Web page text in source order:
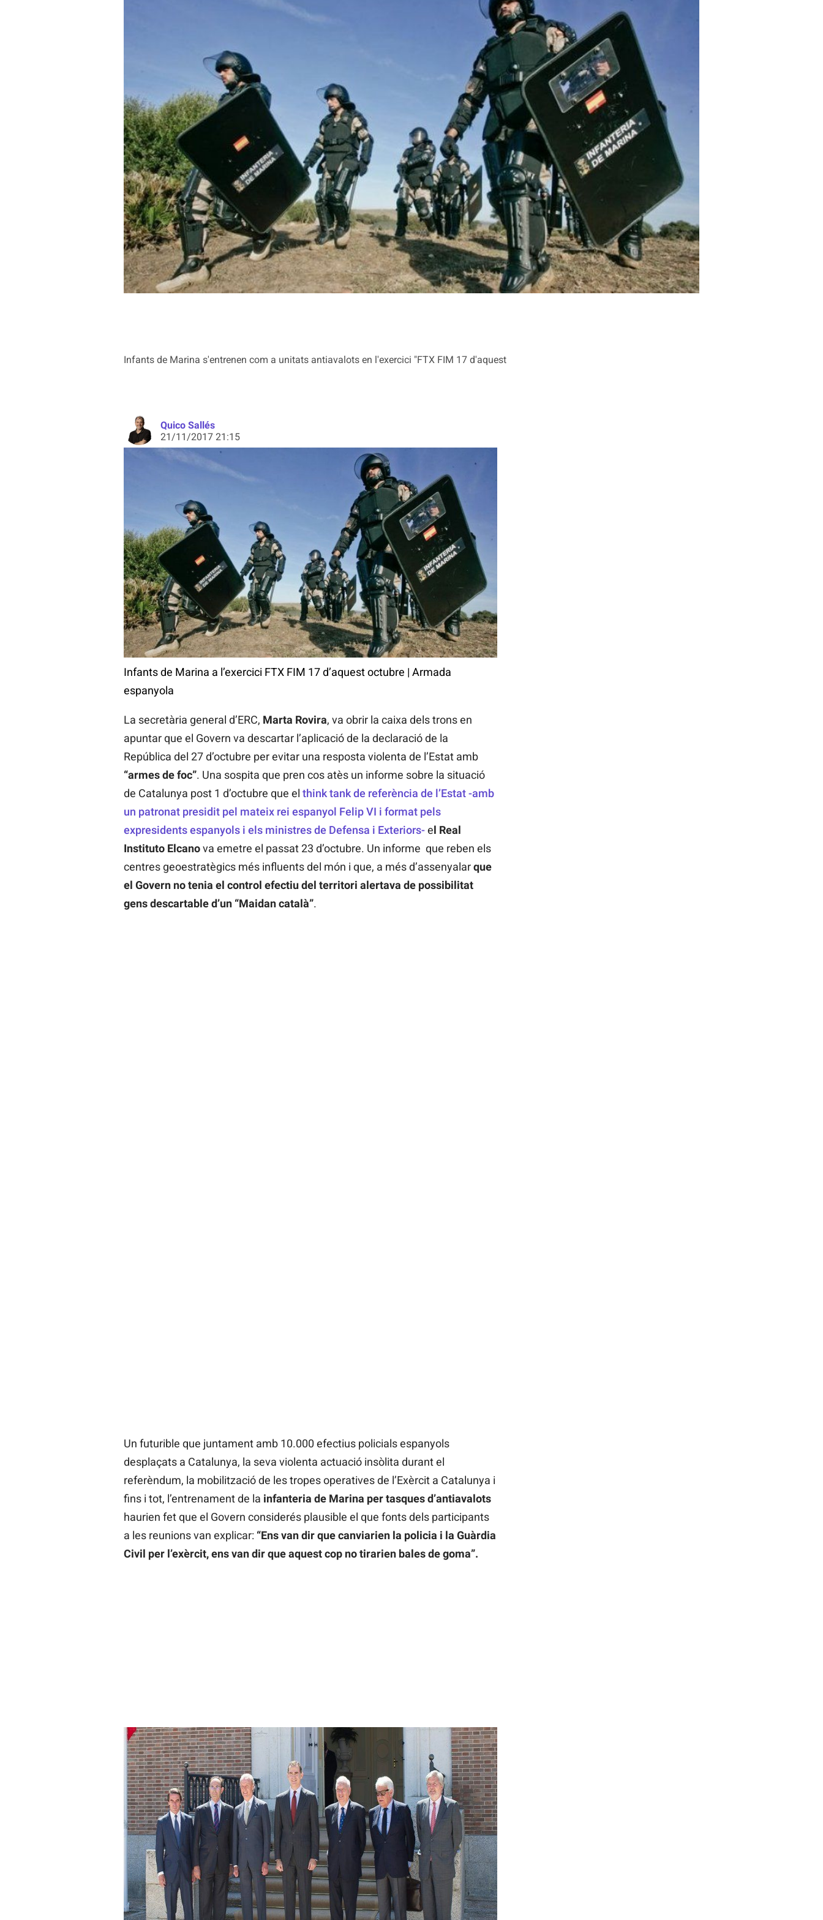
Infants de Marina s'entrenen com a unitats antiavalots en l'exercici "FTX FIM 17 d'aquest
Quico Sallés
21/11/2017 21:15
Infants de Marina a l’exercici FTX FIM 17 d’aquest octubre | Armada
espanyola
La secretària general d’ERC, Marta Rovira, va obrir la caixa dels trons en
apuntar que el Govern va descartar l’aplicació de la declaració de la
República del 27 d’octubre per evitar una resposta violenta de l’Estat amb
“armes de foc”. Una sospita que pren cos atès un informe sobre la situació
de Catalunya post 1 d’octubre que el think tank de referència de l’Estat -amb
un patronat presidit pel mateix rei espanyol Felip VI i format pels
expresidents espanyols i els ministres de Defensa i Exteriors-el Real
Instituto Elcanova emetre el passat 23 d’octubre. Un informe que reben els
centres geoestratègics més influents del món i que, a més d’assenyalarque
el Govern no tenia el control efectiu del territori alertava de possibilitat
gens descartable d’un “Maidan català”.
Un futurible que juntament amb 10.000 efectius policials espanyols
desplaçats a Catalunya, la seva violenta actuació insòlita durant el
referèndum, la mobilització de les tropes operatives de l’Exèrcit a Catalunya i
fins i tot, l’entrenament de la infanteria de Marina per tasques d’antiavalots
haurien fet que el Govern considerés plausible el que fonts dels participants
a les reunions van explicar: “Ens van dir que canviarien la policia i la Guàrdia
Civil per l’exèrcit, ens van dir que aquest cop no tirarien bales de goma”.